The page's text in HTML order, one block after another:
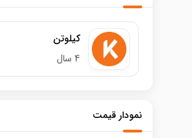
کیلوتن
4 سال
نمودار قیمت